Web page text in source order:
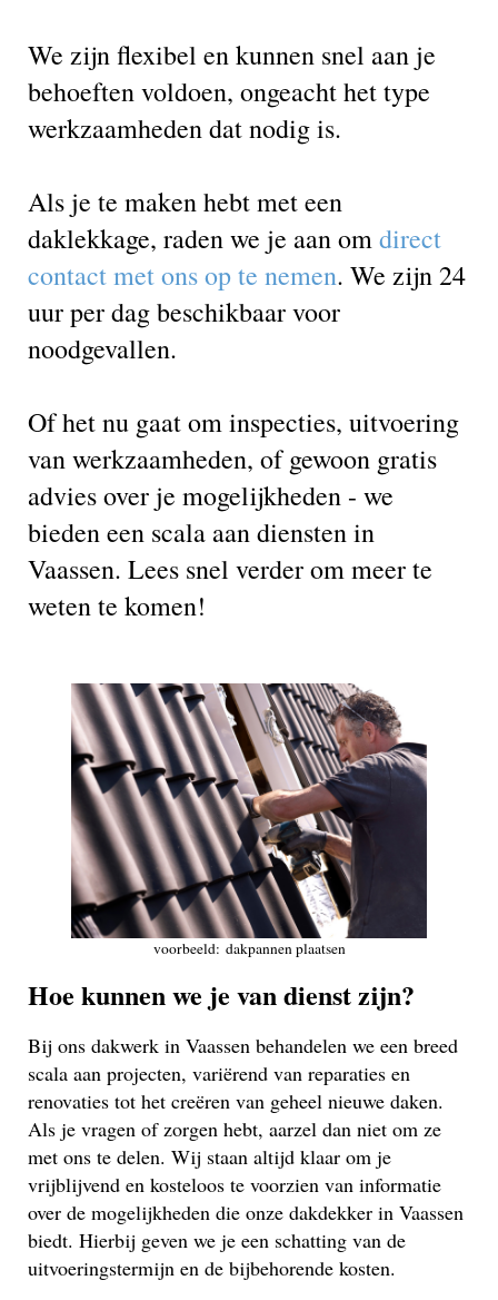
We zijn flexibel en kunnen snel aan je
behoeften voldoen, ongeacht het type
werkzaamheden dat nodig is.
Als je te maken hebt met een
daklekkage, raden we je aan omdirect
contact met ons op te nemen. We zijn 24
uur per dag beschikbaar voor
noodgevallen.
Of het nu gaat om inspecties, uitvoering
van werkzaamheden, of gewoon gratis
advies over je mogelijkheden - we
bieden een scala aan diensten in
Vaassen. Lees snel verder om meer te
weten te komen!
voorbeeld: dakpannen plaatsen
Hoe kunnen we je van dienst zijn?
Bij ons dakwerk in Vaassen behandelen we een breed
scala aan projecten, variërend van reparaties en
renovaties tot het creëren van geheel nieuwe daken.
Als je vragen of zorgen hebt, aarzel dan niet om ze
met ons te delen. Wij staan altijd klaar om je
vrijblijvend en kosteloos te voorzien van informatie
over de mogelijkheden die onze dakdekker in Vaassen
biedt. Hierbij geven we je een schatting van de
uitvoeringstermijn en de bijbehorende kosten.